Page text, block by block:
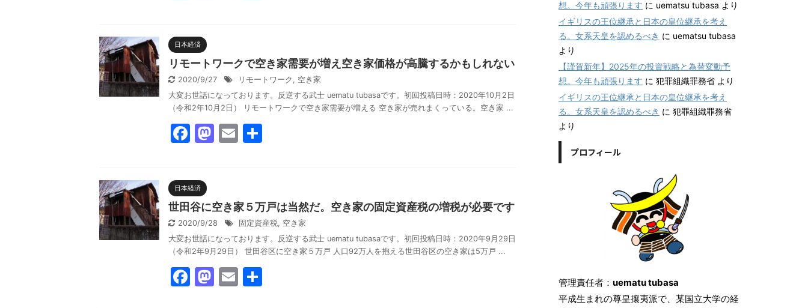
e
b
o
o
k
d
o
n
日本経済
リモートワークで空き家需要が増え空き家価格が高騰するかもしれない
2020/9/27 リモートワーク , 空き家
大変お世話になっております。反逆する武士 uematu tubasaです。初回投稿日時：2020年10月2日
（令和2年10月2日） リモートワークで空き家需要が増える 空き家が売れまくっている。空き家 ...
F
e
b
o
o
k
M
d
o
n
E
日本経済
世田谷に空き家５万戸は当然だ。空き家の固定資産税の増税が必要です
2020/9/28 固定資産税, 空き家
大変お世話になっております。反逆する武士 uematu tubasaです。初回投稿日時：2020年9月29日
（令和2年9月29日） 世田谷区に空き家５万戸 人口92万人を抱える世田谷区の空き家は5万戸 ...
F
M E
想。今年も頑張ります に uematsu tubasa より
イギリスの王位継承と日本の皇位継承を考え
る。女系天皇を認めるべき に uematsu tubasa
より
【謹賀新年】2025年の投資戦略と為替変動予
想。今年も頑張ります に 犯罪組織罪務省 より
イギリスの王位継承と日本の皇位継承を考え
る。女系天皇を認めるべき に 犯罪組織罪務省
より
プロフィール
管理責任者： uematu tubasa
平成生まれの尊皇攘夷派で、某国立大学の経